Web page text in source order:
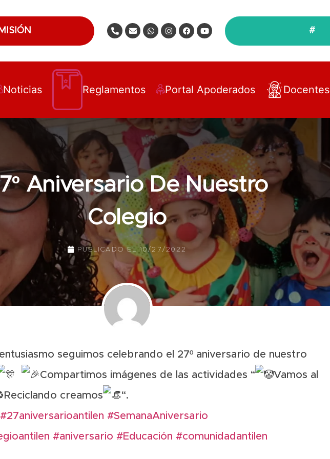
#
Noticias Reglamentos Portal Apoderados Docentes
Aniversario De Nuestro
Colegio
PUBLICADO EL 10/27/2022
seguimos celebrando el 27º aniversario de nuestro
Compartimos imágenes de las actividades “
Vamos al
Reciclando creamos
“.
#27aniversarioantilen #SemanaAniversario
#aniversario #Educación #comunidadantilen